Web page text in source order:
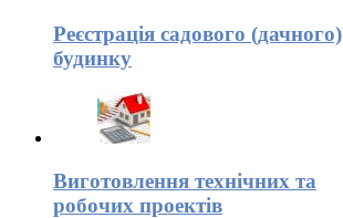
Реєстрація садового (дачного)
будинку
Виготовлення технічних та
робочих проектів